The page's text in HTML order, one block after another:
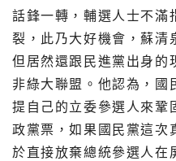
話鋒一轉，輔選人士不滿
裂，此乃大好機會，蘇清
但居然還跟民進黨出身的
非綠大聯盟。他認為，國
提自己的立委參選人來鞏
政黨票，如果國民黨這次
於直接放棄總統參選人在